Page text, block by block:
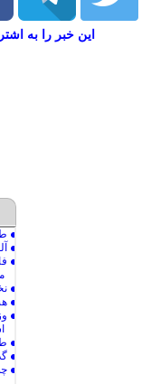
این خبر را به